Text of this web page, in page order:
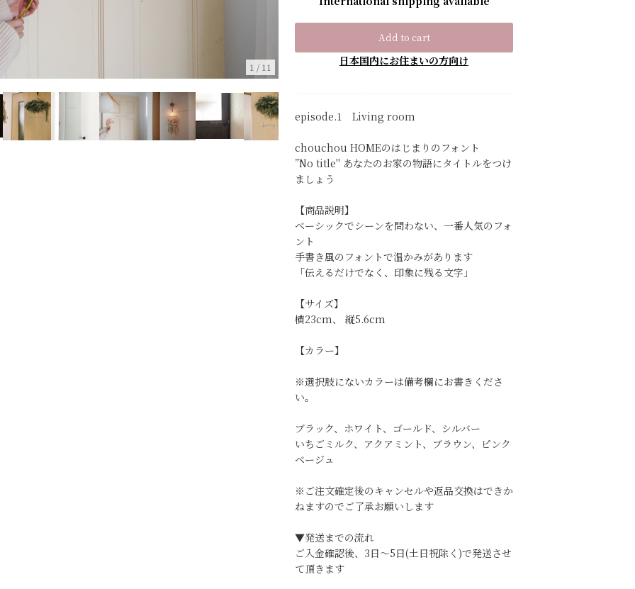
1 / 11
Add to cart
日本国内にお住まいの方向け
episode.1 Living room
chouchou HOMEのはじまりのフォント
”No title" あなたのお家の物語にタイトルをつけ
ましょう
【商品説明】
ベーシックでシーンを問わない、一番人気のフォ
ント
手書き風のフォントで温かみがあります
「伝えるだけでなく、印象に残る文字」
【サイズ】
横23cm、 縦5.6cm
【カラー】
※選択肢にないカラーは備考欄にお書きくださ
い。
ブラック、ホワイト、ゴールド、シルバー
いちごミルク、アクアミント、ブラウン、ピンク
ベージュ
※ご注文確定後のキャンセルや返品交換はできか
ねますのでご了承お願いします
▼発送までの流れ
ご入金確認後、3日〜5日(土日祝除く)で発送させ
て頂きます